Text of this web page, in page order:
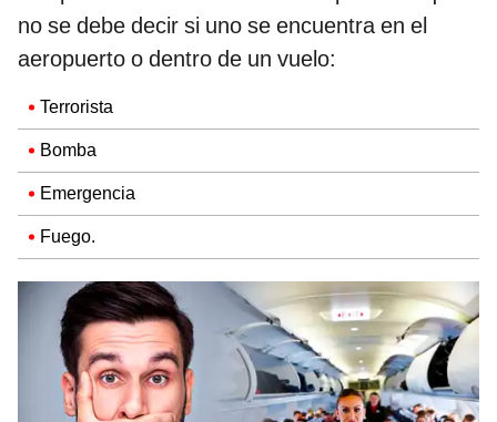
no se debe decir si uno se encuentra en el
aeropuerto o dentro de un vuelo:
Terrorista
Bomba
Emergencia
Fuego.